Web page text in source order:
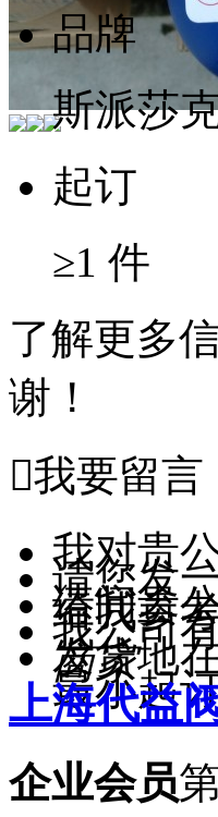
品牌
斯派莎
起订
≥1 件
了解更多
谢！
我要留言
我对贵
给我参
请您发
请问贵
商家
我公司
最小起
发货地
上海代益
企业会员